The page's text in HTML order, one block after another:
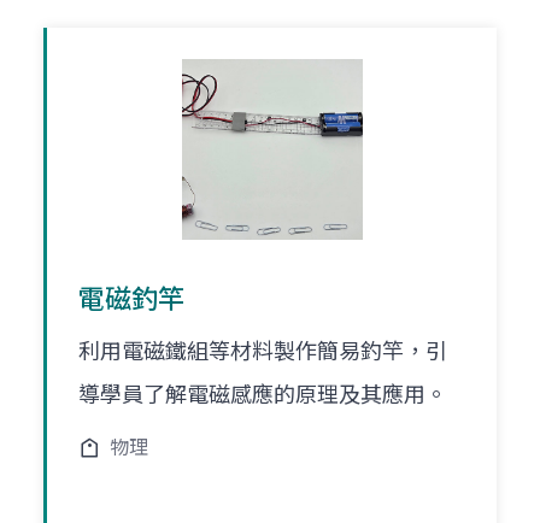
電磁釣竿
利用電磁鐵組等材料製作簡易釣竿，引
導學員了解電磁感應的原理及其應用。
物理